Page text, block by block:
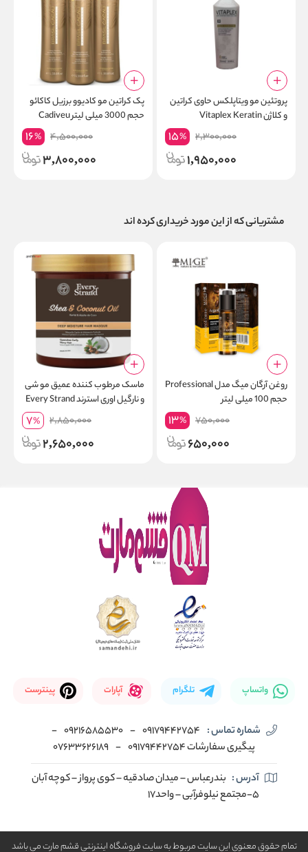
پروتئین مو ویتاپلکس حاوی کراتین
و کلاژن Vitaplex Keratin
2,300,000
15%
1,950,000
پک کراتین مو کادیوو برزیل کاکائو
حجم 3000 میلی لیتر Cadiveu
4,500,000
16%
3,800,000
مشتریانی که از این مورد خریداری کرده اند
روغن آرگان میگ مدل Professional
حجم 100 میلی لیتر
750,000
13%
650,000
ماسک مرطوب کننده عمیق مو شی
و نارگیل اوری استرند Every Strand
2,850,000
7%
2,650,000
واتساپ تلگرام آپارات پینترست
شماره تماس : 09179442754
-
09216585530
-
پیگیری سفارشات 09179442754
-
07633626189
آدرس : بندرعباس – میدان صادقیه – کوی پرواز – کوچه آبان
5-مجتمع نیلوفرآبی – واحد17
تمام حقوق معنوی این سایت مربوط به سایت فروشگاه اینترنتی قشم مارت می باشد